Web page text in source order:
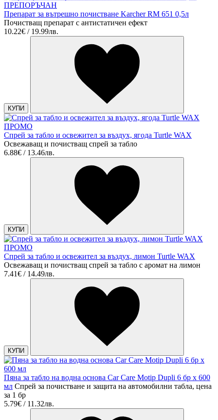
ПРЕПОРЪЧАН
Препарат за вътрешно почистване Karcher RM 651 0,5л
Почистващ препарат с антистатичен ефект
10.22€ / 19.99лв.
КУПИ
ПРОМО
Спрей за табло и освежител за въздух, ягода Turtle WAX
Освежаващ и почистващ спрей за табло
6.88€ / 13.46лв.
КУПИ
ПРОМО
Спрей за табло и освежител за въздух, лимон Turtle WAX
Освежаващ и почистващ спрей за табло с аромат на лимон
7.41€ / 14.49лв.
КУПИ
Пяна за табло на водна основа Car Care Motip Dupli 6 бр х 600
мл Спрей за почистване и защита на автомобилни табла, цена
за 1 бр
5.79€ / 11.32лв.